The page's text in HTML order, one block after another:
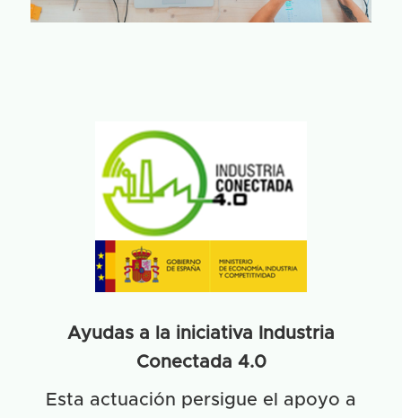
Ayudas a la iniciativa Industria
Conectada 4.0
Esta actuación persigue el apoyo a